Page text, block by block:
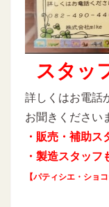
スタッ
詳しくはお電話
お聞きください
・販売・補助ス
・製造スタッフ
【パティシエ・ショ